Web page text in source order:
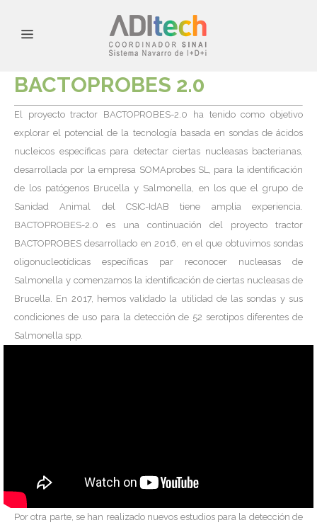
BACTOPROBES 2.0
El proyecto tractor BACTOPROBES-2.0 ha tenido como objetivo
explorar el potencial de la tecnología basada en sondas de ácidos
nucleicos específicas para detectar ciertas nucleasas bacterianas,
desarrollada por la empresa SOMAprobes SL, para la identificación
de los patógenos Brucella y Salmonella, en los que el grupo de
Sanidad Animal del CSIC-IdAB tiene amplia experiencia.
BACTOPROBES-2.0 es una continuación del proyecto tractor
BACTOPROBES desarrollado en 2016, en el que obtuvimos sondas
oligonucleotídicas específicas par reconocer nucleasas de
Salmonella y comenzamos la identificación de ciertas nucleasas de
Brucella. En 2017, hemos validado la utilidad de las sondas y sus
condiciones de uso para la detección de 52 serotipos diferentes de
Salmonella spp.
Por otra parte, se han realizado nuevos estudios para la detección de